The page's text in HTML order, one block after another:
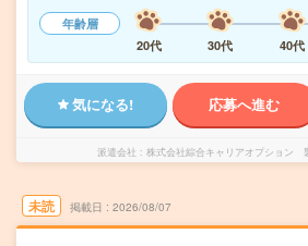
年齢層
20代
30代 40代
気になる! 応募へ進む
派遣会社 株式会社綜合キャリアオプション
未読 掲載日 2026/08/07